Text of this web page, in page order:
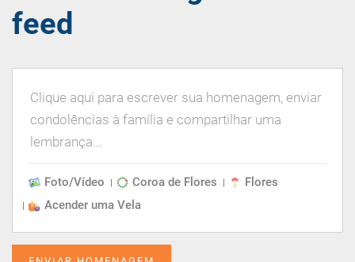
feed
Foto/Vídeo Coroa de Flores
Flores
Acender uma Vela